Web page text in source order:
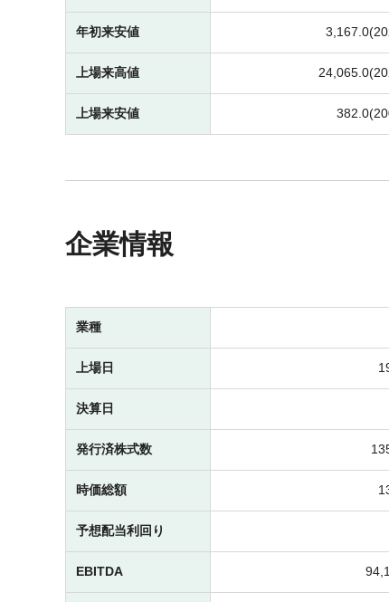
年初来安値
上場来高値
上場来安値
企業情報
業種
上場日
決算日
発行済株式数
時価総額
予想配当利回り
EBITDA